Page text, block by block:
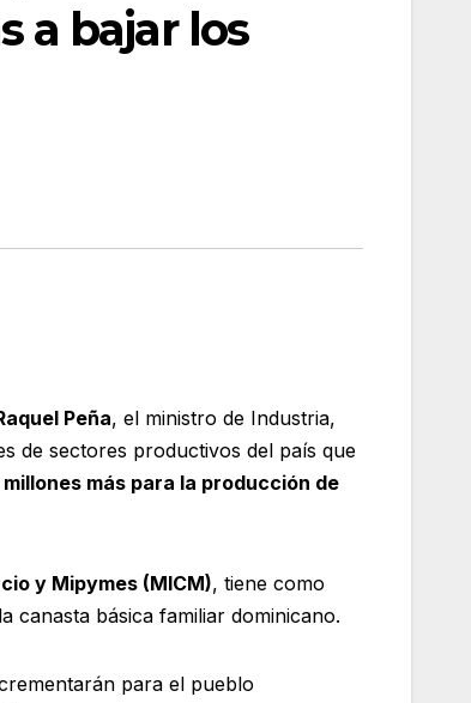
a bajar los
Peña, el ministro de Industria,
de sectores productivos del país que
más para la producción de
y Mipymes (MICM), tiene como
canasta básica familiar dominicano.
para el pueblo